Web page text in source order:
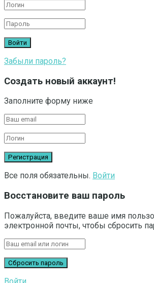
Забыли пароль?
Создать новый аккаунт!
Заполните форму ниже
Все поля обязательны. Войти
Восстановите ваш пароль
Пожалуйста, введите ваше имя
электронной почты, чтобы сбросить